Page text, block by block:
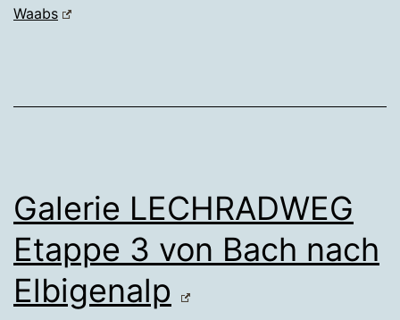
Waabs
Galerie LECHRADWEG
Etappe 3 von Bach nach
Elbigenalp